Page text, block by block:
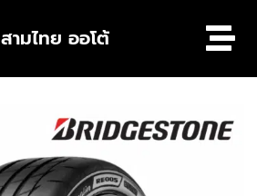
สามไทย ออโต้